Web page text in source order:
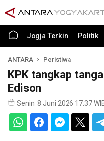
Jogja Terkini Politik
ANTARA Peristiwa
KPK tangkap
Edison
Senin, 8 Juni 2026 17:37